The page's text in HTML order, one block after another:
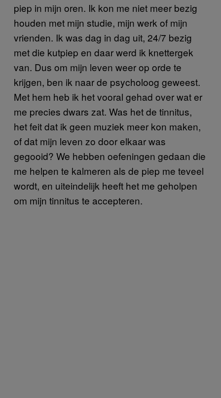
piep in mijn oren. Ik kon me niet meer bezig
houden met mijn studie, mijn werk of mijn
vrienden. Ik was dag in dag uit, 24/7 bezig
met die kutpiep en daar werd ik knettergek
van. Dus om mijn leven weer op orde te
krijgen, ben ik naar de psycholoog geweest.
Met hem heb ik het vooral gehad over wat er
me precies dwars zat. Was het de tinnitus,
het feit dat ik geen muziek meer kon maken,
of dat mijn leven zo door elkaar was
gegooid? We hebben oefeningen gedaan die
me helpen te kalmeren als de piep me teveel
wordt, en uiteindelijk heeft het me geholpen
om mijn tinnitus te accepteren.